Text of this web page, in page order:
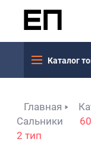
Каталог
Главная
Сальники
2 тип